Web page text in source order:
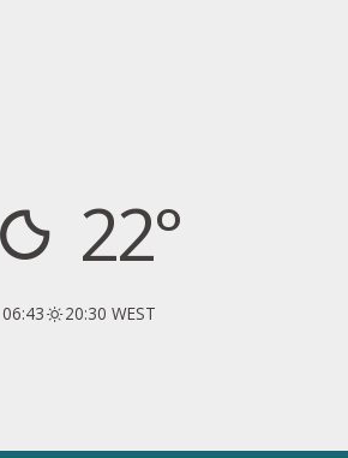
22°
06:43 20:30 WEST